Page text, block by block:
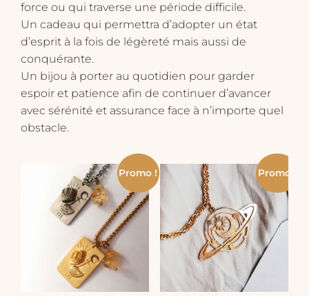
force ou qui traverse une période difficile.
Un cadeau qui permettra d’adopter un état
d’esprit à la fois de légèreté mais aussi de
conquérante.
​Un bijou à porter au quotidien pour garder
espoir et patience afin de continuer d’avancer
​avec sérénité et assurance face à n’importe quel
obstacle.
Promo ! Promo !